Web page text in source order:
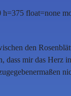
float=none
den
dass mir das Herz